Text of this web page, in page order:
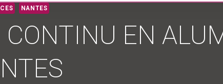
NANTES
CONTINU EN